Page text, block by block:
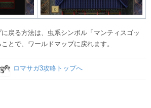
戻る方法は、虫系シンボル「マンティスゴッ
とで、ワールドマップに戻れます。
ロマサガ3攻略トップへ